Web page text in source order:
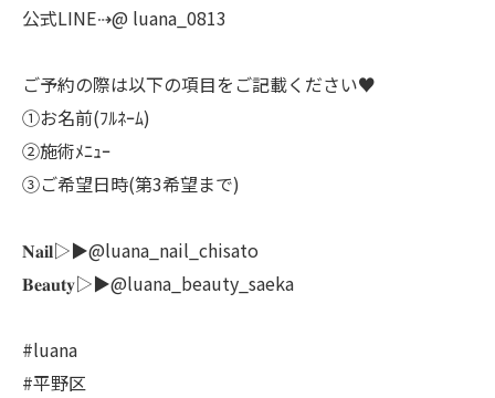
公式LINE⇢@ luana_0813
ご予約の際は以下の項目をご記載ください♥
①お名前(ﾌﾙﾈｰﾑ)
②施術ﾒﾆｭｰ
③ご希望日時(第3希望まで)
𝐍𝐚𝐢𝐥▷▶@luana_nail_chisato
𝐁𝐞𝐚𝐮𝐭𝐲▷▶@luana_beauty_saeka
#luana
#平野区